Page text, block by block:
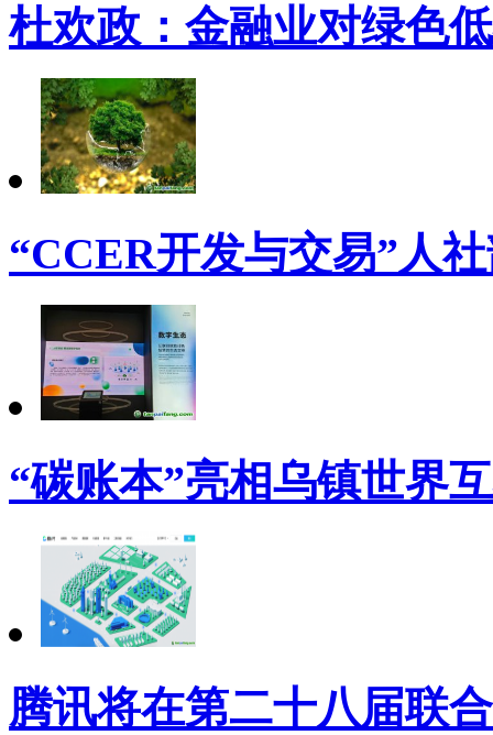
杜欢政：金融业对绿色
“CCER开发与交易”人
“碳账本”亮相乌镇世界
腾讯将在第二十八届联